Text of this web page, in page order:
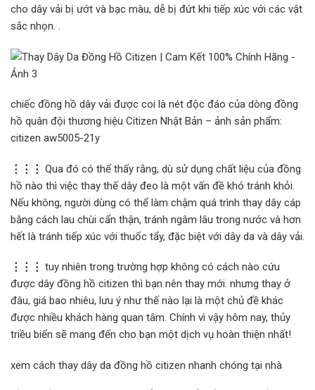
cho dây vải bị ướt và bạc màu, dễ bị đứt khi tiếp xúc với các vật
sắc nhọn. .
chiếc đồng hồ dây vải được coi là nét độc đáo của dòng đồng
hồ quân đội thương hiệu Citizen Nhật Bản – ảnh sản phẩm:
citizen aw5005-21y
⋮⋮⋮ Qua đó có thể thấy rằng, dù sử dụng chất liệu của đồng
hồ nào thì việc thay thế dây đeo là một vấn đề khó tránh khỏi.
Nếu không, người dùng có thể làm chậm quá trình thay dây cáp
bằng cách lau chùi cẩn thận, tránh ngâm lâu trong nước và hơn
hết là tránh tiếp xúc với thuốc tẩy, đặc biệt với dây da và dây vải.
⋮⋮⋮ tuy nhiên trong trường hợp không có cách nào cứu
được dây đồng hồ citizen thì bạn nên thay mới. nhưng thay ở
đâu, giá bao nhiêu, lưu ý như thế nào lại là một chủ đề khác
được nhiều khách hàng quan tâm. Chính vì vậy hôm nay, thủy
triều biển sẽ mang đến cho bạn một dịch vụ hoàn thiện nhất!
xem cách thay dây da đồng hồ citizen nhanh chóng tại nhà